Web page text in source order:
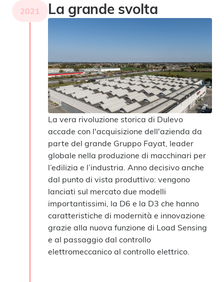
2021 La grande svolta
La vera rivoluzione storica di Dulevo
accade con l'acquisizione dell'azienda da
parte del grande Gruppo Fayat, leader
globale nella produzione di macchinari per
l’edilizia e l’industria. Anno decisivo anche
dal punto di vista produttivo: vengono
lanciati sul mercato due modelli
importantissimi, la D6 e la D3 che hanno
caratteristiche di modernità e innovazione
grazie alla nuova funzione di Load Sensing
e al passaggio dal controllo
elettromeccanico al controllo elettrico.